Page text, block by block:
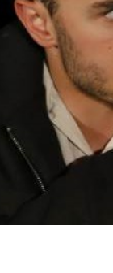
Tu